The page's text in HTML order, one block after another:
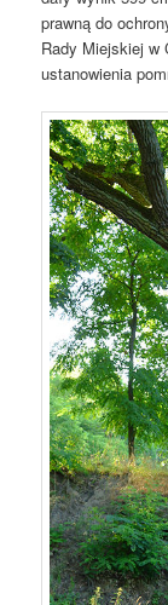
prawną do
Rady Miejskiej w
ustanowienia